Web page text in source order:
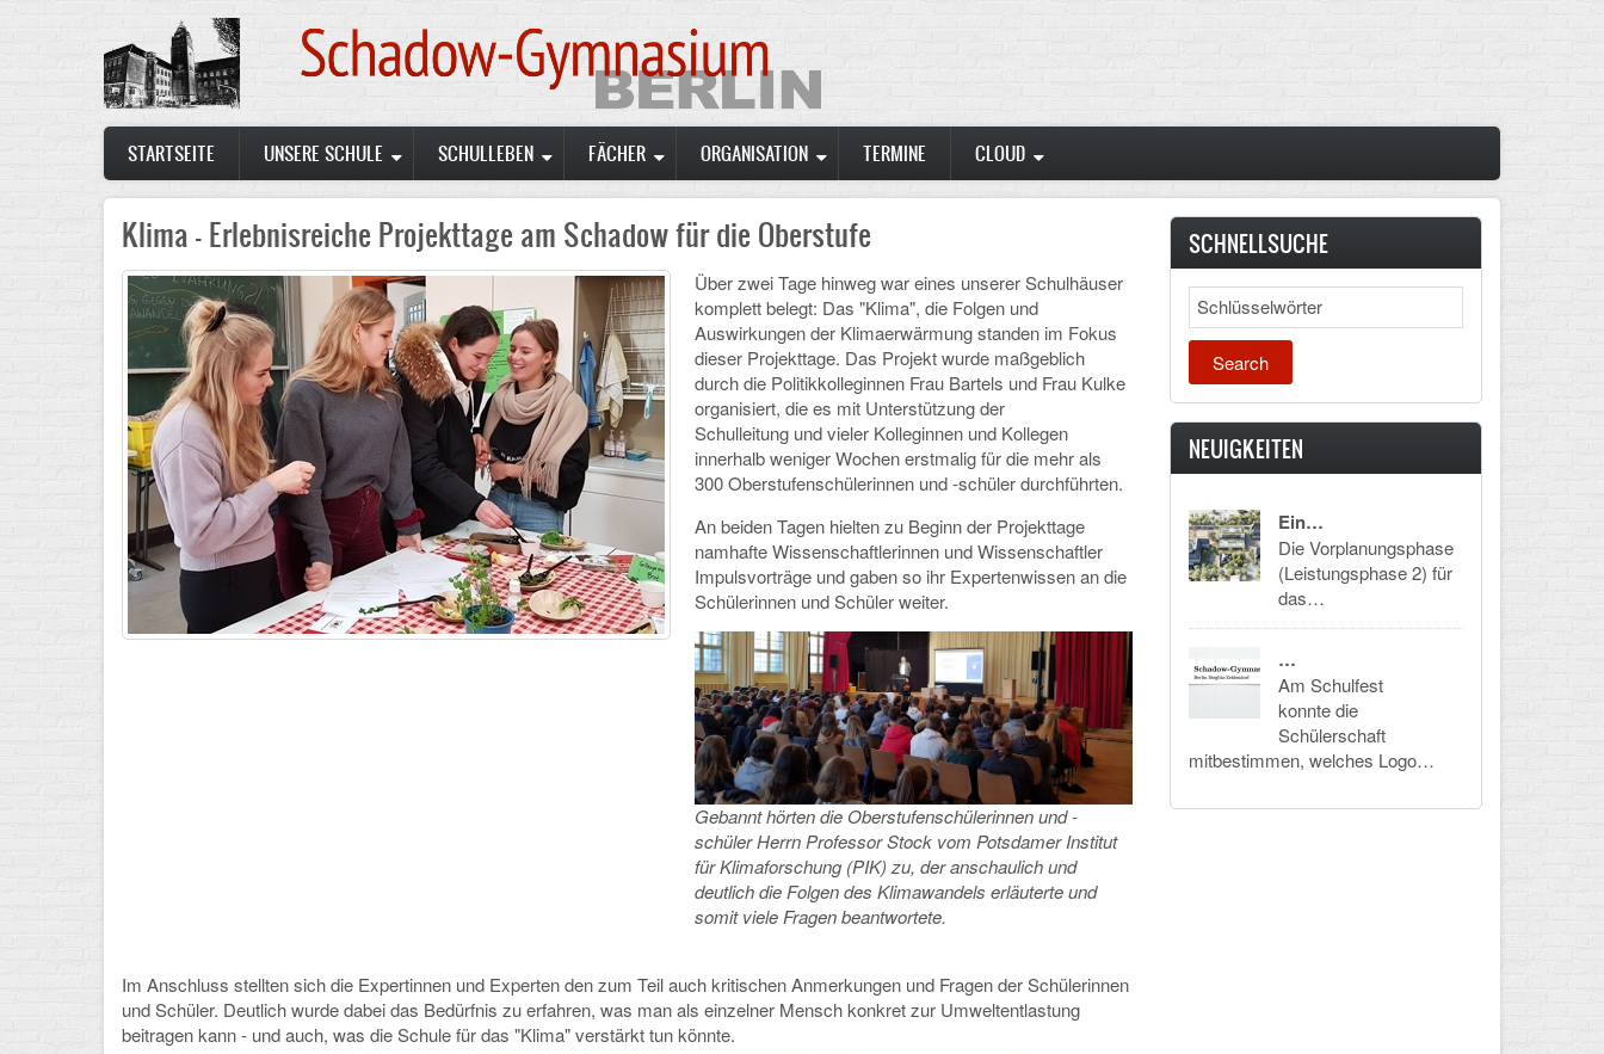
Main
navigation
STARTSEITE UNSERE SCHULE SCHULLEBEN FÄCHER ORGANISATION TERMINE CLOUD
Klima - Erlebnisreiche Projekttage am Schadow für die Oberstufe
Über zwei Tage hinweg war eines unserer Schulhäuser
komplett belegt: Das "Klima", die Folgen und
Auswirkungen der Klimaerwärmung standen im Fokus
dieser Projekttage. Das Projekt wurde maßgeblich
durch die Politikkolleginnen Frau Bartels und Frau Kulke
organisiert, die es mit Unterstützung der
Schulleitung und vieler Kolleginnen und Kollegen
innerhalb weniger Wochen erstmalig für die mehr als
300 Oberstufenschülerinnen und -schüler durchführten.
An beiden Tagen hielten zu Beginn der Projekttage
namhafte Wissenschaftlerinnen und Wissenschaftler
Impulsvorträge und gaben so ihr Expertenwissen an die
Schülerinnen und Schüler weiter.
Gebannt hörten die Oberstufenschülerinnen und -
schüler Herrn Professor Stock vom Potsdamer Institut
für Klimaforschung (PIK) zu, der anschaulich und
deutlich die Folgen des Klimawandels erläuterte und
somit viele Fragen beantwortete.
Im Anschluss stellten sich die Expertinnen und Experten den zum Teil auch kritischen Anmerkungen und Fragen der Schülerinnen
und Schüler. Deutlich wurde dabei das Bedürfnis zu erfahren, was man als einzelner Mensch konkret zur Umweltentlastung
beitragen kann - und auch, was die Schule für das "Klima" verstärkt tun könnte.
SCHNELLSUCHE
Search
NEUIGKEITEN
Ein…
Die Vorplanungsphase
(Leistungsphase 2) für
das…
…
Am Schulfest
konnte die
Schülerschaft
mitbestimmen, welches Logo…